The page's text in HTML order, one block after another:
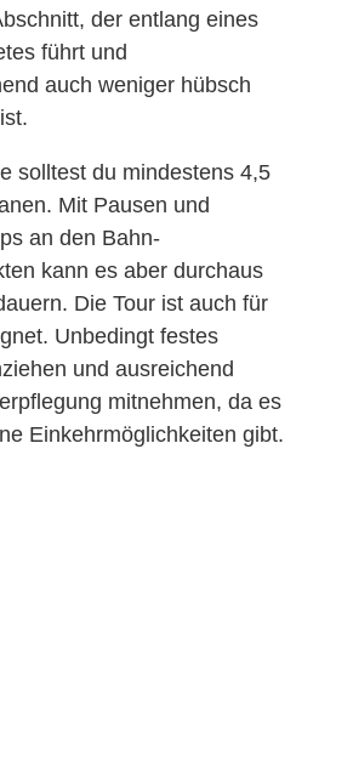
der entlang eines
führt und
auch weniger hübsch
solltest du mindestens 4,5
Mit Pausen und
an den Bahn-
kann es aber durchaus
Die Tour ist auch für
Unbedingt festes
und ausreichend
mitnehmen, da es
Einkehrmöglichkeiten gibt.